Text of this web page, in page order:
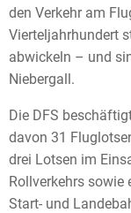
den Verkehr am
Vierteljahrhundert
abwickeln – und
Niebergall.
Die DFS
davon 31
drei Lotsen im
Rollverkehrs sowie
Start- und